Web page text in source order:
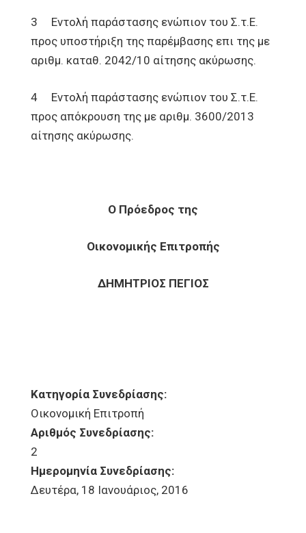
3 Εντολή παράστασης ενώπιον του Σ.τ.Ε.
προς υποστήριξη της παρέμβασης επι της με
αριθμ. καταθ. 2042/10 αίτησης ακύρωσης.
4 Εντολή παράστασης ενώπιον του Σ.τ.Ε.
προς απόκρουση της με αριθμ. 3600/2013
αίτησης ακύρωσης.
Ο Πρόεδρος της
Οικονομικής Επιτροπής
ΔΗΜΗΤΡΙΟΣ ΠΕΓΙΟΣ
Κατηγορία Συνεδρίασης:
Οικονομική Επιτροπή
Αριθμός Συνεδρίασης:
2
Ημερομηνία Συνεδρίασης:
Δευτέρα, 18 Ιανουάριος, 2016